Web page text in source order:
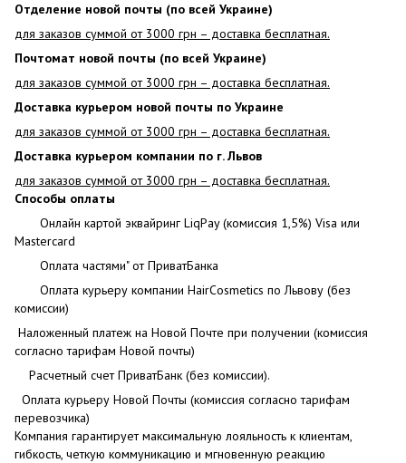
Отделение новой почты (по всей Украине)
для заказов суммой от 3000 грн – доставка бесплатная.
Почтомат новой почты (по всей Украине)
для заказов суммой от 3000 грн – доставка бесплатная.
Доставка курьером новой почты по Украине
для заказов суммой от 3000 грн – доставка бесплатная.
Доставка курьером компании по г. Львов
для заказов суммой от 3000 грн – доставка бесплатная.
Способы оплаты
Онлайн картой эквайринг LiqPay (комиссия 1,5%) Visa или
Mastercard
Оплата частями" от ПриватБанка
Оплата курьеру компании HairCosmetics по Львову (без
комиссии)
Наложенный платеж на Новой Почте при получении (комиссия
согласно тарифам Новой почты)
Расчетный счет ПриватБанк (без комиссии).
Оплата курьеру Новой Почты (комиссия согласно тарифам
перевозчика)
Компания гарантирует максимальную лояльность к клиентам,
гибкость, четкую коммуникацию и мгновенную реакцию